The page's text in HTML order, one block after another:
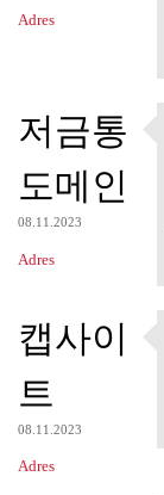
Adres
저금통
도메인
08.11.2023
Adres
캡사이
트
08.11.2023
Adres